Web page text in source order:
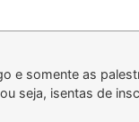
e somente as
seja, isentas de